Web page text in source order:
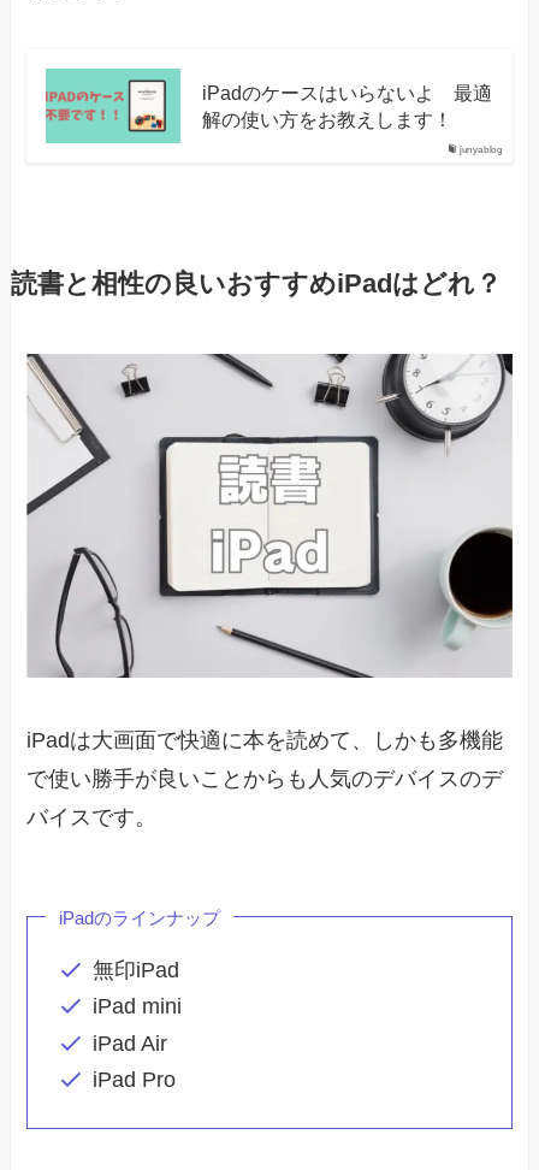
junyablog
iPadのケースはいらないよ 最適
解の使い方をお教えします！
読書と相性の良いおすすめiPadはどれ？
iPadは大画面で快適に本を読めて、しかも多機能
で使い勝手が良いことからも人気のデバイスのデ
バイスです。
iPadのラインナップ
無印iPad
iPad mini
iPad Air
iPad Pro